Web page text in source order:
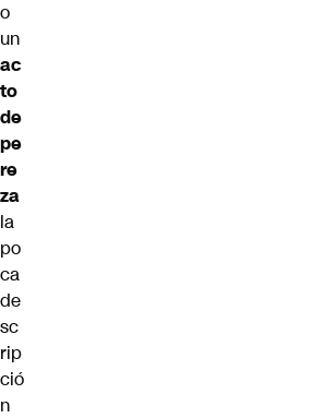
o
un
ac
to
de
pe
re
za
la
po
ca
de
sc
rip
ció
n